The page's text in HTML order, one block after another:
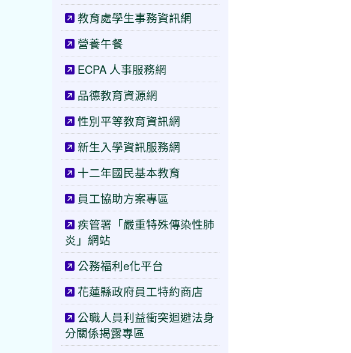
教育處學生事務資訊網
營養午餐
ECPA 人事服務網
品德教育資源網
性別平等教育資訊網
新生入學資訊服務網
十二年國民基本教育
員工協助方案專區
疾管署「嚴重特殊傳染性肺
炎」網站
公務福利e化平台
花蓮縣政府員工特約商店
公職人員利益衝突迴避法身
分關係揭露專區